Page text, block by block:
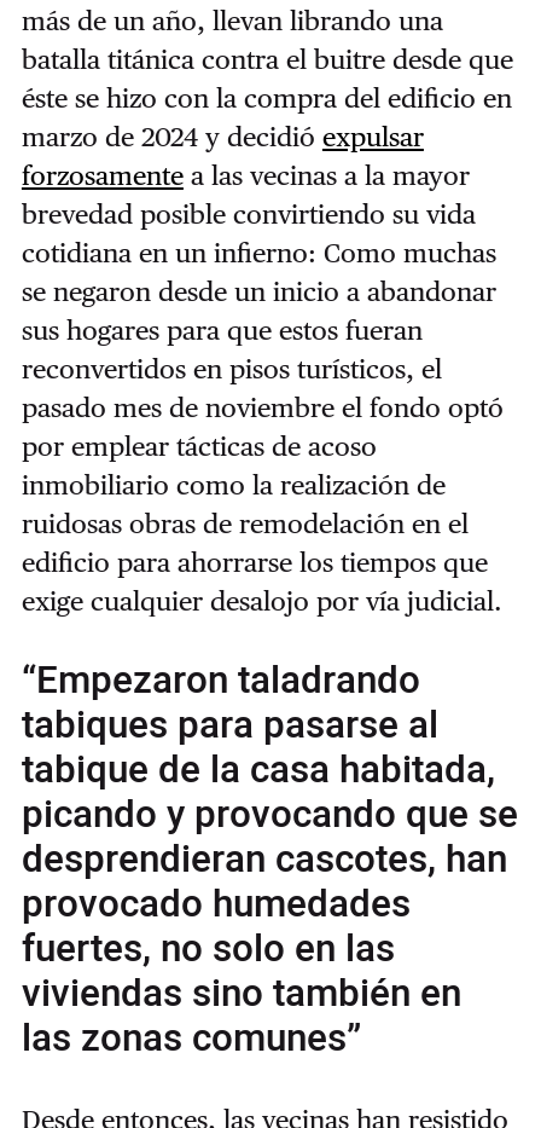
más de un año, llevan librando una
batalla titánica contra el buitre desde que
éste se hizo con la compra del edificio en
marzo de 2024 y decidió expulsar
forzosamentea las vecinas a la mayor
brevedad posible convirtiendo su vida
cotidiana en un infierno: Como muchas
se negaron desde un inicio a abandonar
sus hogares para que estos fueran
reconvertidos en pisos turísticos, el
pasado mes de noviembre el fondo optó
por emplear tácticas de acoso
inmobiliario como la realización de
ruidosas obras de remodelación en el
edificio para ahorrarse los tiempos que
exige cualquier desalojo por vía judicial.
“Empezaron taladrando
tabiques para pasarse al
tabique de la casa habitada,
picando y provocando que se
desprendieran cascotes, han
provocado humedades
fuertes, no solo en las
viviendas sino también en
las zonas comunes”
Desde entonces, las vecinas han resistido